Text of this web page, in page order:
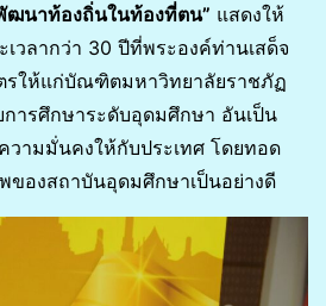
นาท้องถิ่นในท้องที่ตน” แสดงให้
เวลากว่า 30 ปีที่พระองค์ท่านเสด็จ
ให้แก่บัณฑิตมหาวิทยาลัยราชภัฏ
ารศึกษาระดับอุดมศึกษา อันเป็น
วามมั่นคงให้กับประเทศ โดยทอด
ของสถาบันอุดมศึกษาเป็นอย่างดี